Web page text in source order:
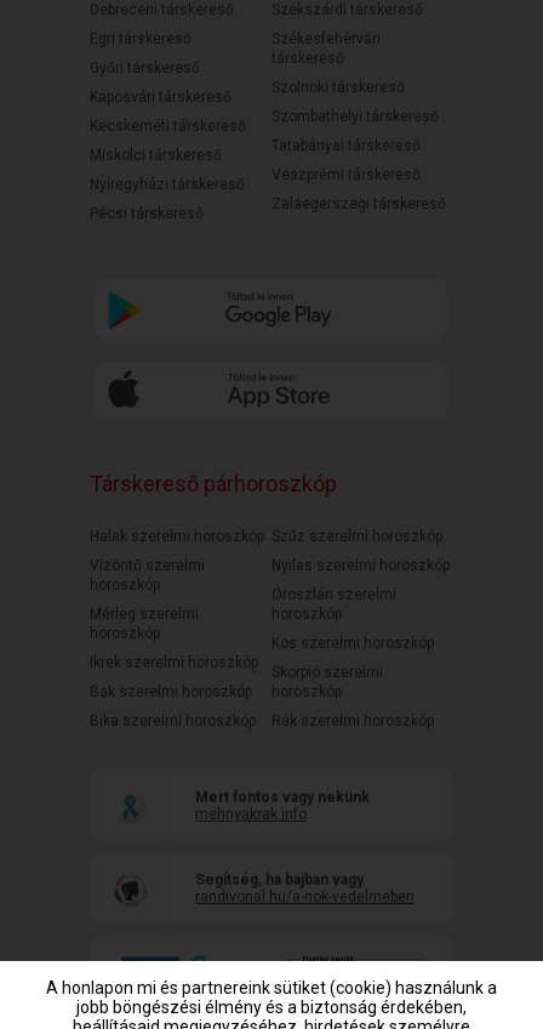
Debreceni társkereső
Egri társkereső
Győri társkereső
Kaposvári társkereső
Kecskeméti társkereső
Miskolci társkereső
Nyíregyházi társkereső
Pécsi társkereső
Szekszárdi társkereső
Székesfehérvári
társkereső
Szolnoki társkereső
Szombathelyi társkereső
Tatabányai társkereső
Veszprémi társkereső
Zalaegerszegi társkereső
Társkereső párhoroszkóp
Halak szerelmi horoszkóp
Vízöntő szerelmi
horoszkóp
Mérleg szerelmi
horoszkóp
Ikrek szerelmi horoszkóp
Bak szerelmi horoszkóp
Bika szerelmi horoszkóp
Szűz szerelmi horoszkóp
Nyilas szerelmi horoszkóp
Oroszlán szerelmi
horoszkóp
Kos szerelmi horoszkóp
Skorpió szerelmi
horoszkóp
Rák szerelmi horoszkóp
Mert fontos vagy nekünk
mehnyakrak.info
Segítség, ha bajban vagy
randivonal.hu/a-nok-vedelmeben
A honlapon mi és partnereink sütiket (cookie) használunk a
jobb böngészési élmény és a biztonság érdekében,